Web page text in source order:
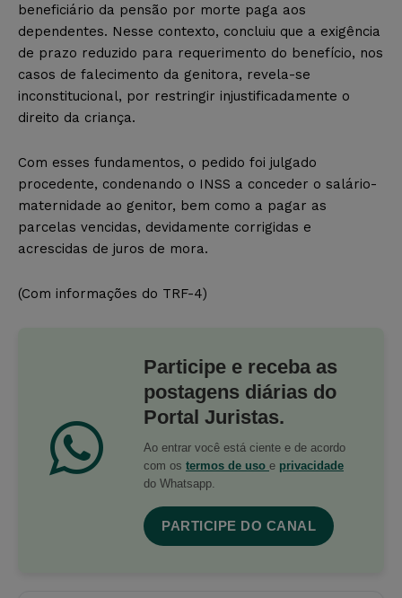
beneficiário da pensão por morte paga aos
dependentes. Nesse contexto, concluiu que a exigência
de prazo reduzido para requerimento do benefício, nos
casos de falecimento da genitora, revela-se
inconstitucional, por restringir injustificadamente o
direito da criança.
Com esses fundamentos, o pedido foi julgado
procedente, condenando o INSS a conceder o salário-
maternidade ao genitor, bem como a pagar as
parcelas vencidas, devidamente corrigidas e
acrescidas de juros de mora.
(Com informações do TRF-4)
Participe e receba as
postagens diárias do
Portal Juristas.
Ao entrar você está ciente e de acordo
com os termos de uso e privacidade
do Whatsapp.
PARTICIPE DO CANAL